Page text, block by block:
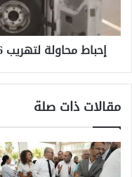
ل
ة
ح
ا
و
ل
ه
ر
ي
ب
6
إحباط محاولة لتهريب 6 أطنان و550 كلغ من مخدر الشيرا
مقالات ذات صلة